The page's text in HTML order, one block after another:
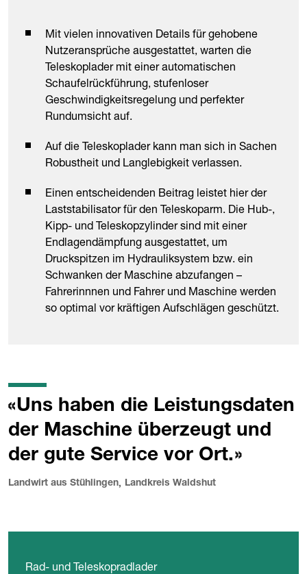
Mit vielen innovativen Details für gehobene
Nutzeransprüche ausgestattet, warten die
Teleskoplader mit einer automatischen
Schaufelrückführung, stufenloser
Geschwindigkeitsregelung und perfekter
Rundumsicht auf.
Auf die Teleskoplader kann man sich in Sachen
Robustheit und Langlebigkeit verlassen.
Einen entscheidenden Beitrag leistet hier der
Laststabilisator für den Teleskoparm. Die Hub-,
Kipp- und Teleskopzylinder sind mit einer
Endlagendämpfung ausgestattet, um
Druckspitzen im Hydrauliksystem bzw. ein
Schwanken der Maschine abzufangen –
Fahrerinnnen und Fahrer und Maschine werden
so optimal vor kräftigen Aufschlägen geschützt.
Uns haben die Leistungsdaten
der Maschine überzeugt und
der gute Service vor Ort.
Landwirt aus Stühlingen, Landkreis Waldshut
Rad- und Teleskopradlader